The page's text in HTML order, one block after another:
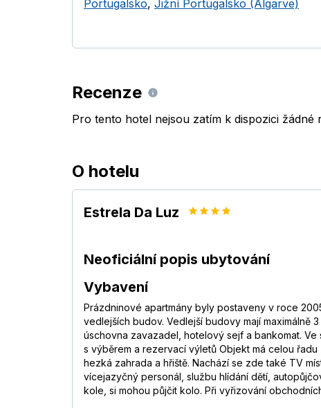
Portugalsko, Jižní Portugalsko (Algarve)
Recenze
Pro tento hotel nejsou zatím k dispozici žádné
O hotelu
Estrela Da Luz
Neoficiální popis ubytování
Vybavení
Prázdninové apartmány byly postaveny v roce
vedlejších budov. Vedlejší budovy mají
úschovna zavazadel, hotelový sejf a bankomat.
s výběrem a rezervací výletů Objekt má celou
hezká zahrada a hřiště. Nachází se zde také TV
vícejazyčný personál, službu hlídání dětí,
kole, si mohou půjčit kolo. Při vyřizování